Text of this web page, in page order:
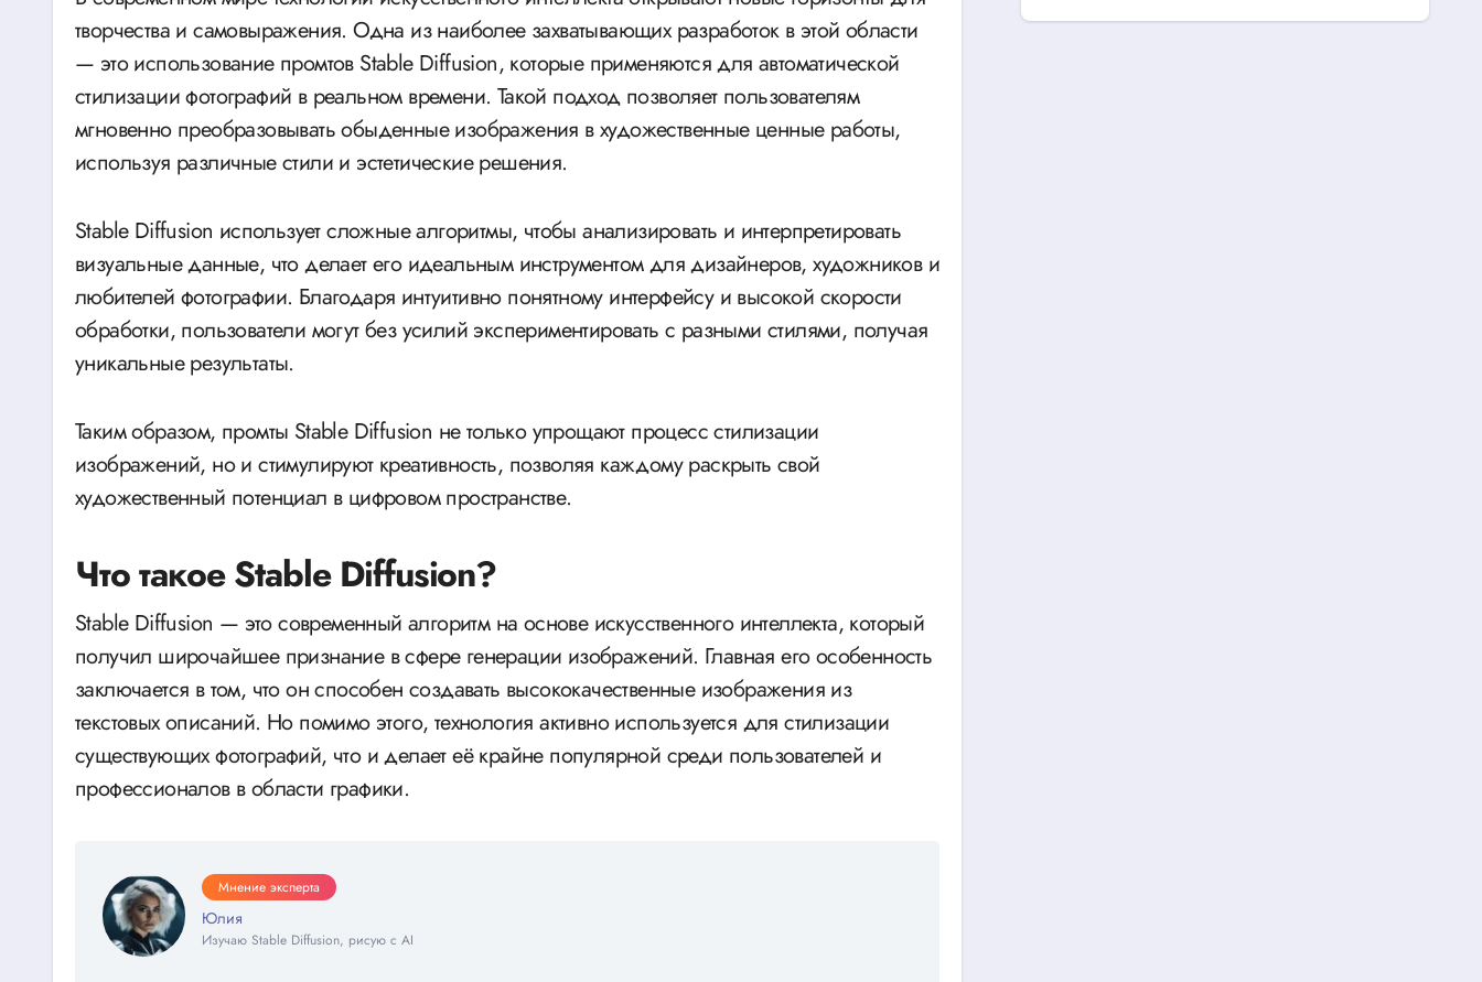
творчества и самовыражения. Одна из наиболее захватывающих разработок в этой области
— это использование промтов Stable Diffusion, которые применяются для автоматической
стилизации фотографий в реальном времени. Такой подход позволяет пользователям
мгновенно преобразовывать обыденные изображения в художественные ценные работы,
используя различные стили и эстетические решения.
Stable Diffusion использует сложные алгоритмы, чтобы анализировать и интерпретировать
визуальные данные, что делает его идеальным инструментом для дизайнеров, художников и
любителей фотографии. Благодаря интуитивно понятному интерфейсу и высокой скорости
обработки, пользователи могут без усилий экспериментировать с разными стилями, получая
уникальные результаты.
Таким образом, промты Stable Diffusion не только упрощают процесс стилизации
изображений, но и стимулируют креативность, позволяя каждому раскрыть свой
художественный потенциал в цифровом пространстве.
Что такое Stable Diffusion?
Stable Diffusion — это современный алгоритм на основе искусственного интеллекта, который
получил широчайшее признание в сфере генерации изображений. Главная его особенность
заключается в том, что он способен создавать высококачественные изображения из
текстовых описаний. Но помимо этого, технология активно используется для стилизации
существующих фотографий, что и делает её крайне популярной среди пользователей и
профессионалов в области графики.
Мнение эксперта
Юлия
Изучаю Stable Diffusion, рисую с AI